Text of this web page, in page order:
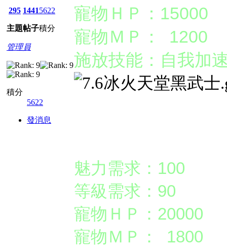
295
主題
1441
帖子
5622
積分
管理員
積分
5622
發消息
寵物ＨＰ：15000
寵物ＭＰ： 1200
施放技能：自我加
魅力需求：100
等級需求：90
寵物ＨＰ：20000
寵物ＭＰ： 1800